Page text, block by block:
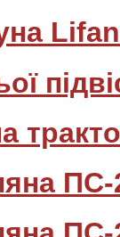
ПС-